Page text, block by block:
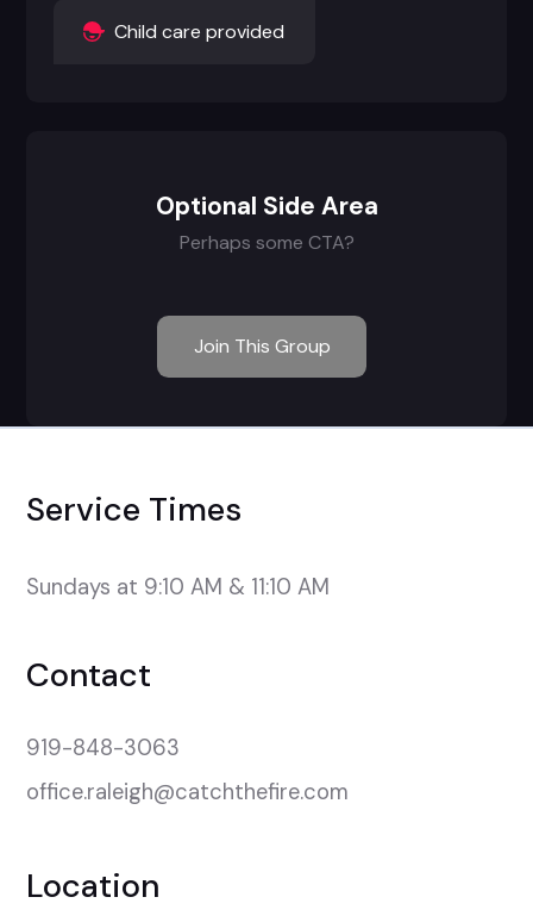
Child care provided
Optional Side Area
Perhaps some CTA?
Join This Group
Service Times
Sundays at 9:10 AM & 11:10 AM
Contact
919-848-3063
office.raleigh@catchthefire.com
Location